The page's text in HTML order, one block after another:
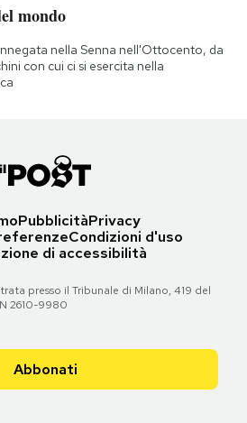
mondo
nella Senna nell'Ottocento, da
con cui ci si esercita nella
PubblicitàPrivacy
Condizioni d'uso
di accessibilità
presso il Tribunale di Milano, 419 del
2610-9980
Abbonati